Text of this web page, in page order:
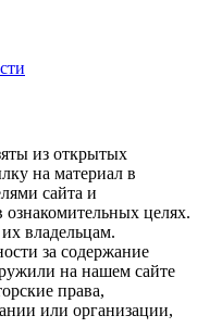
из открытых
на материал в
сайта и
ознакомительных целях.
владельцам.
за содержание
на нашем сайте
права,
или организации,